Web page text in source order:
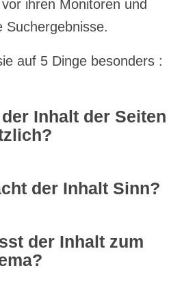
ihren Monitoren und
Suchergebnisse.
auf 5 Dinge besonders :
Inhalt der Seiten
der Inhalt Sinn?
der Inhalt zum